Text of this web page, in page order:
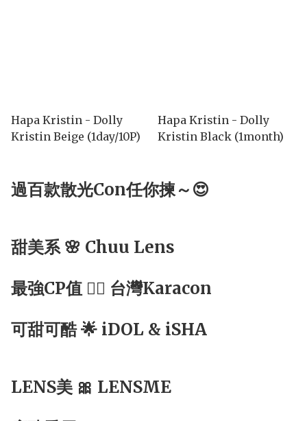
Hapa Kristin - Dolly
Kristin Beige (1day/10P)
Hapa Kristin - Dolly
Kristin Black (1month)
過百款散光Con任你揀～😍
甜美系 🌸 Chuu Lens
最強CP值 ☝🏻 台灣Karacon
可甜可酷 🌟 iDOL & iSHA
LENS美 🎀 LENSME